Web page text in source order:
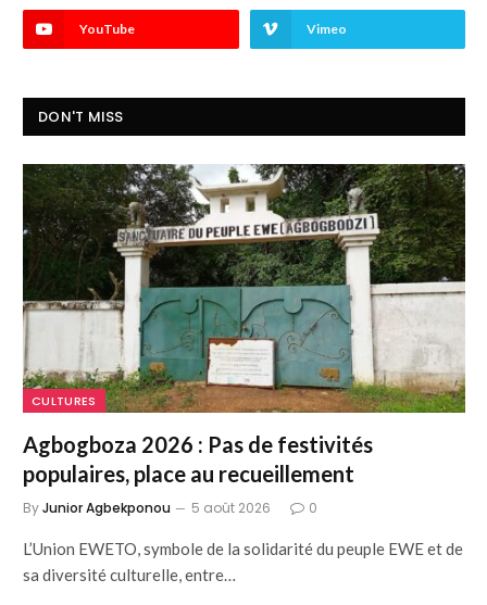
YouTube Vimeo
DON'T MISS
CULTURES
Agbogboza 2026 : Pas de festivités
populaires, place au recueillement
ByJunior Agbekponou 5 août 2026 0
L’Union EWETO, symbole de la solidarité du peuple EWE et de
sa diversité culturelle, entre…